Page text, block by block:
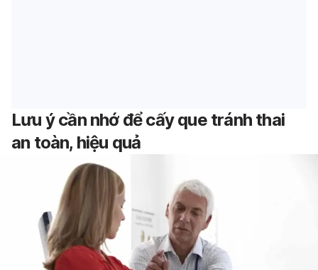
Lưu ý cần nhớ để cấy que tránh thai
an toàn, hiệu quả